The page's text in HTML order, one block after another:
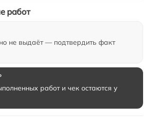
не выдаёт — подтвердить факт
работ
работ и чек остаются у